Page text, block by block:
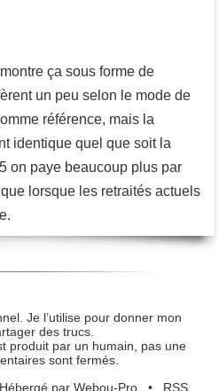
ça sous forme de
un peu selon le mode de
référence, mais la
identique quel que soit la
on paye beaucoup plus par
lorsque les retraités actuels
Je l’utilise pour donner mon
des trucs.
produit par un humain, pas une
sont fermés.
Hébergé par Webou-Pro• RSS